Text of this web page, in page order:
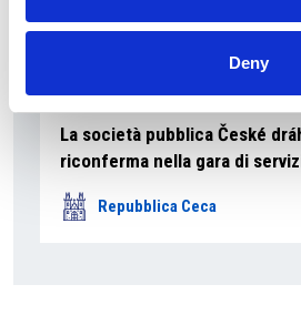
Deny
La società pubblica České
riconferma nella gara di
Repubblica Ceca